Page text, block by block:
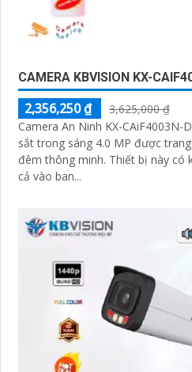
CAMERA KBVISION KX-
2,356,250 ₫
3,625,000 ₫
Camera An Ninh KX-
sắt trong sáng 4.0 MP được
đêm thông minh. Thiết bị này có khả năng hiển thị màu sắc
cả vào ban...